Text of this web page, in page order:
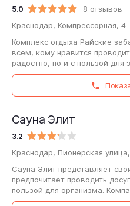
5.0 8 отзывов
Краснодар, Компрессорная, 4
Комплекс отдыха Райские
всем, кому нравится
радостно, но и с пользой для здоровья.
всех желающих приятно…
3.2
Сауна Элит
Краснодар, Пионерская
Сауна Элит представляет
предпочитает проводить
пользой для организма. Компания приглашает приятно
отдохнуть и укрепить все